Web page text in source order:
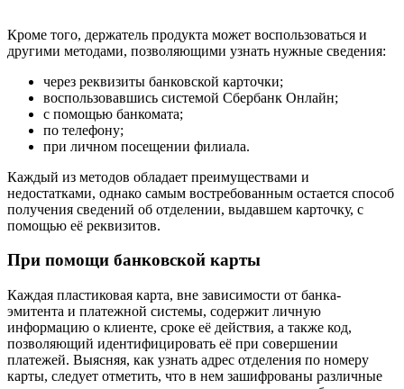
Кроме того, держатель продукта может воспользоваться и
другими методами, позволяющими узнать нужные сведения:
через реквизиты банковской карточки;
воспользовавшись системой Сбербанк Онлайн;
с помощью банкомата;
по телефону;
при личном посещении филиала.
Каждый из методов обладает преимуществами и
недостатками, однако самым востребованным остается способ
получения сведений об отделении, выдавшем карточку, с
помощью её реквизитов.
При помощи банковской карты
Каждая пластиковая карта, вне зависимости от банка-
эмитента и платежной системы, содержит личную
информацию о клиенте, сроке её действия, а также код,
позволяющий идентифицировать её при совершении
платежей. Выясняя, как узнать адрес отделения по номеру
карты, следует отметить, что в нем зашифрованы различные